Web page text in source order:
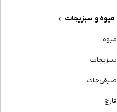
میوه و سبزیجات
میوه
سبزیجات
صیفی‌جات
قارچ